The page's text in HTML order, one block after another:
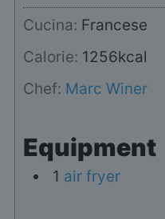
Cucina: Francese
Calorie: 1256kcal
Chef: Marc Winer
Equipment
1 air fryer